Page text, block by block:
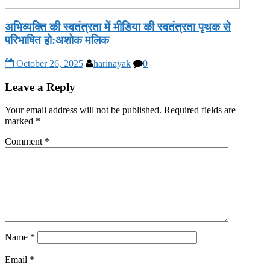
अभिव्यक्ति की स्वतंत्रता में मीडिया की स्वतंत्रता पृथक से
परिभाषित हो:अशोक मलिक
October 26, 2025 harinayak 0
Leave a Reply
Your email address will not be published. Required fields are
marked *
Comment *
Name *
Email *